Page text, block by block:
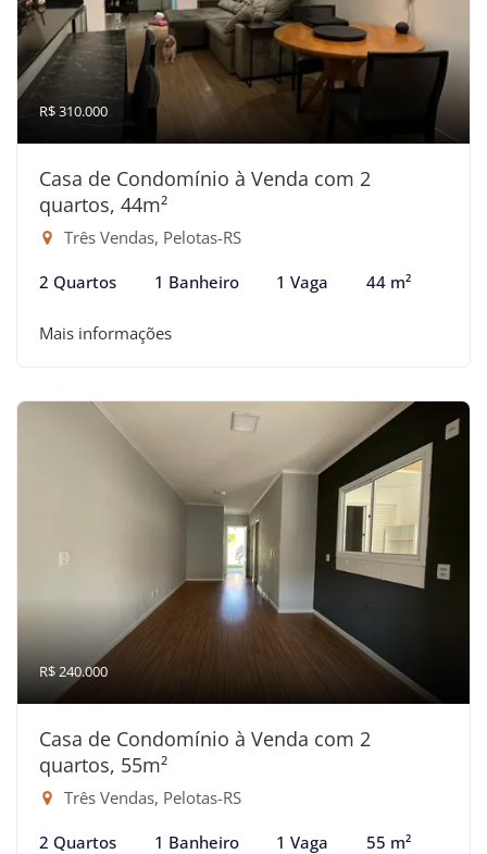
R$ 310.000
Casa de Condomínio à Venda com 2
quartos, 44m²
Três Vendas, Pelotas-RS
2 Quartos 1 Banheiro 1 Vaga 44 m²
Mais informações
R$ 240.000
Casa de Condomínio à Venda com 2
quartos, 55m²
Três Vendas, Pelotas-RS
2 Quartos 1 Banheiro 1 Vaga 55 m²